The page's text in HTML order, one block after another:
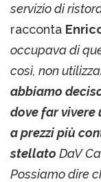
servizio di
racconta
occupava di
così, non
abbiamo
dove far vivere
a prezzi più
stellato DaV
Possiamo dire